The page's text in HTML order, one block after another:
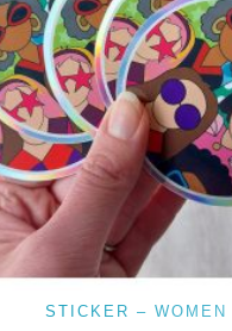
STICKER – WOMEN